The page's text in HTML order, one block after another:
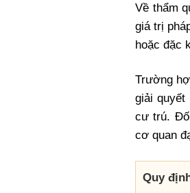
Về thẩm
giá trị
hoặc đặc
Trường
giải quyết
cư trú.
cơ quan
Quy